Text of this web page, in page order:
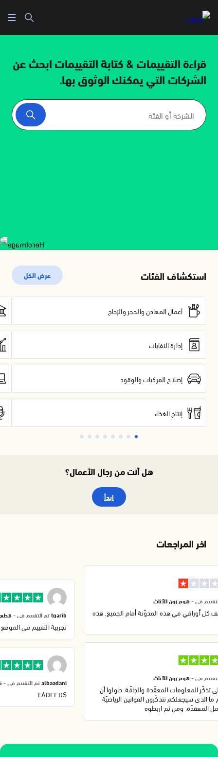
قراءة التقييمات & كتابة التقييماتابحث عن
الشركات التي يمكنك الوثوق بها.
استكشاف الفئات عرض الكل
أعمال المعادن والحجر والزجاج
إدارة النفايات
إصلاح المركبات والوقود
إنتاج الغذاء
هل أنت من رجال الأعمال؟
ابدأ
اخر المراجعات
في -هوم زون للأثاث
كل أوراقي في هذه المدوّنة أمام الجميع. هذه
في -هوم زون للأثاث
تذكّر المعلومات المعقّدة والجافّة. حاولوا أن
ما الذي سيجعلكم تتذكّرون القوانين الرياضيّة
المعقدّة، ومن ثم اربطوه
tgaribتم التقييم في -
تجربية التقييم في
albaadaniتم التقييم في -
FADFFDS